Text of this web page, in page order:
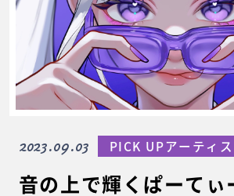
音の上で輝くぱーてぃ
2023.09.03 PICK UPアーティス